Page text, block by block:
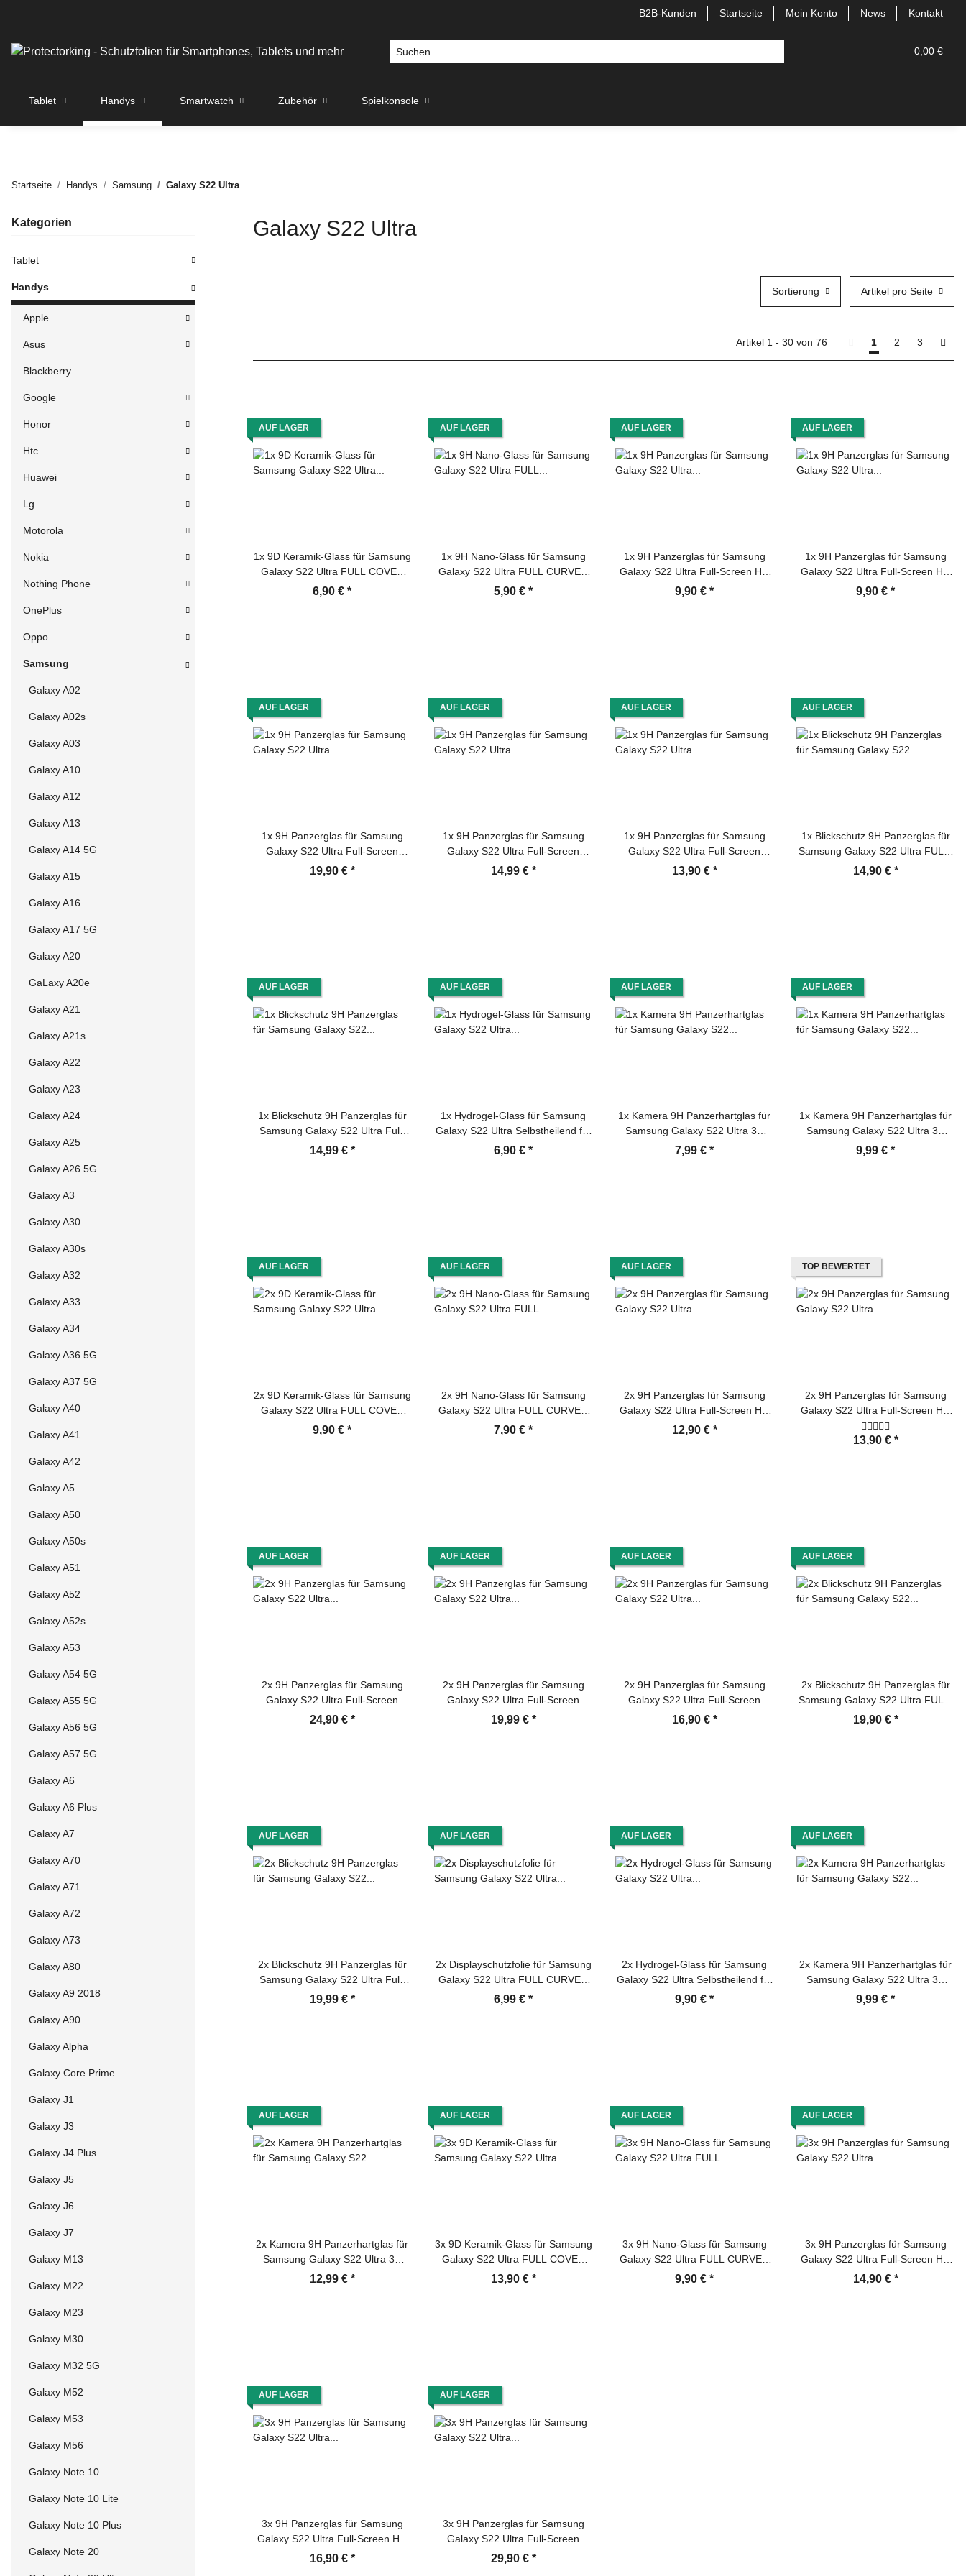
B2B-Kunden Startseite Mein Konto News Kontakt
0,00 €
Tablet Handys Smartwatch Zubehör Spielkonsole
Startseite Handys Samsung Galaxy S22 Ultra
Galaxy S22 Ultra
Sortierung Artikel pro Seite
Artikel 1 - 30 von 76 1 2 3
AUF LAGER
1x 9D Keramik-Glass für Samsung
Galaxy S22 Ultra FULL COVER
3D KLAR Panzerfolie
6,90 € *
AUF LAGER
1x 9H Nano-Glass für Samsung
Galaxy S22 Ultra FULL CURVED
3D KLAR Anti-Shock Anti-Bruch
5,90 € *
AUF LAGER
1x 9H Panzerglas für Samsung
Galaxy S22 Ultra Full-Screen HD
klar Displayschutz Schutzfolie
9,90 € *
AUF LAGER
1x 9H Panzerglas für Samsung
Galaxy S22 Ultra Full-Screen HD
klar Displayschutz Schutzfolie
9,90 € *
AUF LAGER
1x 9H Panzerglas für Samsung
Galaxy S22 Ultra Full-Screen
Protector HD klar Montagehilfe
19,90 € *
AUF LAGER
1x 9H Panzerglas für Samsung
Galaxy S22 Ultra Full-Screen
Protector HD klar Montagehilfe
14,99 € *
AUF LAGER
1x 9H Panzerglas für Samsung
Galaxy S22 Ultra Full-Screen
Protector HD klar UV-Liquid
13,90 € *
AUF LAGER
1x Blickschutz 9H Panzerglas für
Samsung Galaxy S22 Ultra FULL-
CURVED Anti-Spy Privacy
14,90 € *
AUF LAGER
1x Blickschutz 9H Panzerglas für
Samsung Galaxy S22 Ultra Full-
Screen Protector Anti-Spy
14,99 € *
AUF LAGER
1x Hydrogel-Glass für Samsung
Galaxy S22 Ultra Selbstheilend für
Micro Kratzer 3D KLAR
6,90 € *
AUF LAGER
1x Kamera 9H Panzerhartglas für
Samsung Galaxy S22 Ultra 3D
KLAR ECHTES TEMPERED
7,99 € *
AUF LAGER
1x Kamera 9H Panzerhartglas für
Samsung Galaxy S22 Ultra 3D
KLAR Schwarzes ECHTES
9,99 € *
AUF LAGER
2x 9D Keramik-Glass für Samsung
Galaxy S22 Ultra FULL COVER
3D KLAR Panzerfolie
9,90 € *
AUF LAGER
2x 9H Nano-Glass für Samsung
Galaxy S22 Ultra FULL CURVED
3D KLAR Anti-Shock Anti-Bruch
7,90 € *
AUF LAGER
2x 9H Panzerglas für Samsung
Galaxy S22 Ultra Full-Screen HD
klar Displayschutz Schutzfolie
12,90 € *
TOP BEWERTET
2x 9H Panzerglas für Samsung
Galaxy S22 Ultra Full-Screen HD
klar Displayschutz Schutzfolie
Schutzglas Tempered Hartglas
13,90 € *
AUF LAGER
2x 9H Panzerglas für Samsung
Galaxy S22 Ultra Full-Screen
Protector HD klar Montagehilfe
24,90 € *
AUF LAGER
2x 9H Panzerglas für Samsung
Galaxy S22 Ultra Full-Screen
Protector HD klar Montagehilfe
19,99 € *
AUF LAGER
2x 9H Panzerglas für Samsung
Galaxy S22 Ultra Full-Screen
Protector HD klar UV-Liquid
16,90 € *
AUF LAGER
2x Blickschutz 9H Panzerglas für
Samsung Galaxy S22 Ultra FULL-
CURVED Anti-Spy Privacy
19,90 € *
AUF LAGER
2x Blickschutz 9H Panzerglas für
Samsung Galaxy S22 Ultra Full-
Screen Protector Anti-Spy
19,99 € *
AUF LAGER
2x Displayschutzfolie für Samsung
Galaxy S22 Ultra FULL CURVED
PREMIUM Displayschutz
6,99 € *
AUF LAGER
2x Hydrogel-Glass für Samsung
Galaxy S22 Ultra Selbstheilend für
Micro Kratzer 3D KLAR
9,90 € *
AUF LAGER
2x Kamera 9H Panzerhartglas für
Samsung Galaxy S22 Ultra 3D
KLAR ECHTES TEMPERED
9,99 € *
AUF LAGER
2x Kamera 9H Panzerhartglas für
Samsung Galaxy S22 Ultra 3D
KLAR Schwarzes ECHTES
12,99 € *
AUF LAGER
3x 9D Keramik-Glass für Samsung
Galaxy S22 Ultra FULL COVER
3D KLAR Panzerfolie
13,90 € *
AUF LAGER
3x 9H Nano-Glass für Samsung
Galaxy S22 Ultra FULL CURVED
3D KLAR Anti-Shock Anti-Bruch
9,90 € *
AUF LAGER
3x 9H Panzerglas für Samsung
Galaxy S22 Ultra Full-Screen HD
klar Displayschutz Schutzfolie
14,90 € *
AUF LAGER
3x 9H Panzerglas für Samsung
Galaxy S22 Ultra Full-Screen HD
klar Displayschutz Schutzfolie
16,90 € *
AUF LAGER
3x 9H Panzerglas für Samsung
Galaxy S22 Ultra Full-Screen
Protector HD klar Montagehilfe
29,90 € *
Kategorien
Tablet
Handys
Apple
Asus
Blackberry
Google
Honor
Htc
Huawei
Lg
Motorola
Nokia
Nothing Phone
OnePlus
Oppo
Samsung
Galaxy A02
Galaxy A02s
Galaxy A03
Galaxy A10
Galaxy A12
Galaxy A13
Galaxy A14 5G
Galaxy A15
Galaxy A16
Galaxy A17 5G
Galaxy A20
GaLaxy A20e
Galaxy A21
Galaxy A21s
Galaxy A22
Galaxy A23
Galaxy A24
Galaxy A25
Galaxy A26 5G
Galaxy A3
Galaxy A30
Galaxy A30s
Galaxy A32
Galaxy A33
Galaxy A34
Galaxy A36 5G
Galaxy A37 5G
Galaxy A40
Galaxy A41
Galaxy A42
Galaxy A5
Galaxy A50
Galaxy A50s
Galaxy A51
Galaxy A52
Galaxy A52s
Galaxy A53
Galaxy A54 5G
Galaxy A55 5G
Galaxy A56 5G
Galaxy A57 5G
Galaxy A6
Galaxy A6 Plus
Galaxy A7
Galaxy A70
Galaxy A71
Galaxy A72
Galaxy A73
Galaxy A80
Galaxy A9 2018
Galaxy A90
Galaxy Alpha
Galaxy Core Prime
Galaxy J1
Galaxy J3
Galaxy J4 Plus
Galaxy J5
Galaxy J6
Galaxy J7
Galaxy M13
Galaxy M22
Galaxy M23
Galaxy M30
Galaxy M32 5G
Galaxy M52
Galaxy M53
Galaxy M56
Galaxy Note 10
Galaxy Note 10 Lite
Galaxy Note 10 Plus
Galaxy Note 20